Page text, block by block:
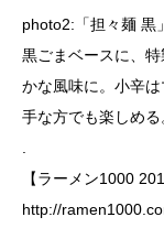
photo2:「担々麺 黒」
黒ごまベースに、
かな風味に。小辛
手な方でも楽しめる
【ラーメン1000
http://